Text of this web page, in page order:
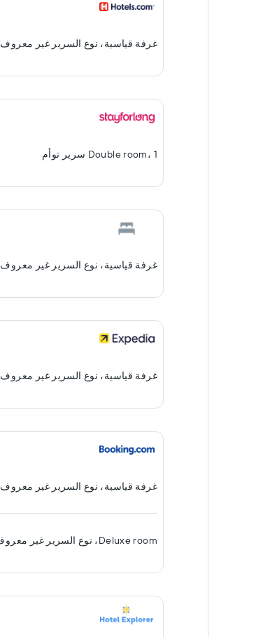
غرفة قياسية، نوع السرير غير معروف
Double room، 1 سرير توأم
غرفة قياسية، نوع السرير غير معروف
غرفة قياسية، نوع السرير غير معروف
غرفة قياسية، نوع السرير غير معروف
Deluxe room، نوع السرير غير معروف